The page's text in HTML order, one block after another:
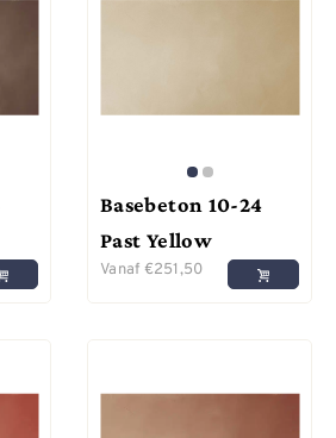
Basebeton 10-24
Past Yellow
Vanaf €251,50